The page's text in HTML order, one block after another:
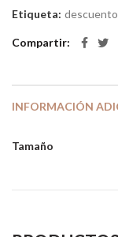
Etiqueta:
Compartir
INFORMACIÓN
Tamaño